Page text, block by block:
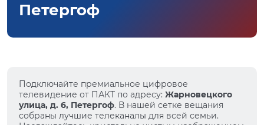
Петергоф
Подключайте премиальное цифровое
телевидение от ПАКТ по адресу: Жарновецкого
улица, д. 6, Петергоф. В нашей сетке вещания
собраны лучшие телеканалы для всей семьи.